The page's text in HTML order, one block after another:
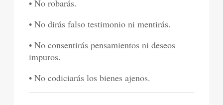
• No robarás.
• No dirás falso testimonio ni mentirás.
• No consentirás pensamientos ni deseos
impuros.
• No codiciarás los bienes ajenos.